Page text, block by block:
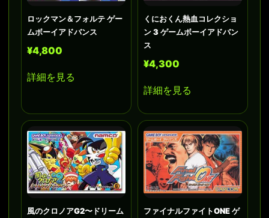
ロックマン＆フォルテ ゲー
ムボーイアドバンス
¥4,800
詳細を見る
くにおくん熱血コレクショ
ン 3 ゲームボーイアドバン
ス
¥4,300
詳細を見る
風のクロノアG2〜ドリーム
ファイナルファイトONE ゲ